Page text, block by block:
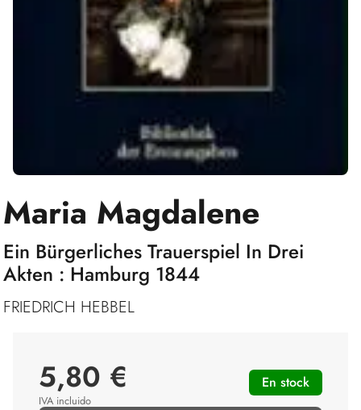
Maria Magdalene
Ein Bürgerliches Trauerspiel In Drei
Akten : Hamburg 1844
FRIEDRICH HEBBEL
5,80 €
IVA incluido
En stock